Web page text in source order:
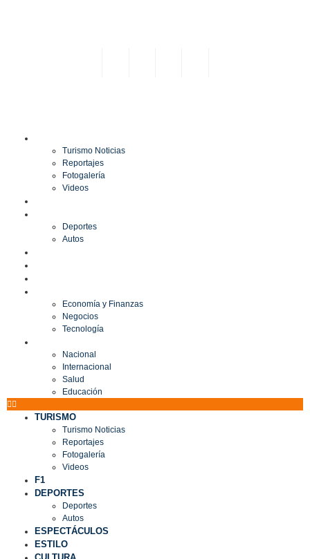
Turismo Noticias
Reportajes
Fotogalería
Videos
Deportes
Autos
Economía y Finanzas
Negocios
Tecnología
Nacional
Internacional
Salud
Educación
TURISMO
Turismo Noticias
Reportajes
Fotogalería
Videos
F1
DEPORTES
Deportes
Autos
ESPECTÁCULOS
ESTILO